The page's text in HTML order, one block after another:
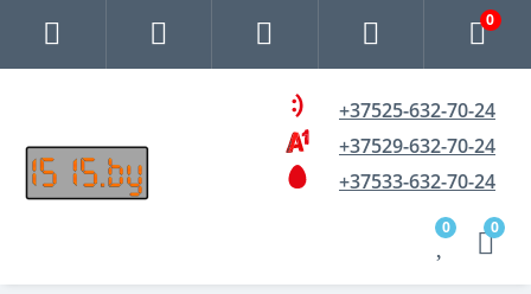
0
+37525-632-70-24
+37529-632-70-24
+37533-632-70-24
0 0